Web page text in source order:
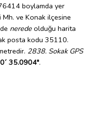
boylamda yer
ve Konak ilçesine
nerede olduğu harita
posta kodu 35110.
2838. Sokak GPS
35.0904".